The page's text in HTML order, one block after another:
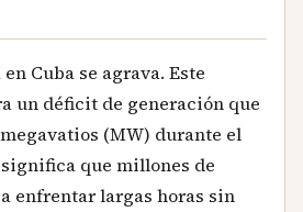
Cuba se agrava. Este
un déficit de generación que
megavatios (MW) durante el
que millones de
enfrentar largas horas sin